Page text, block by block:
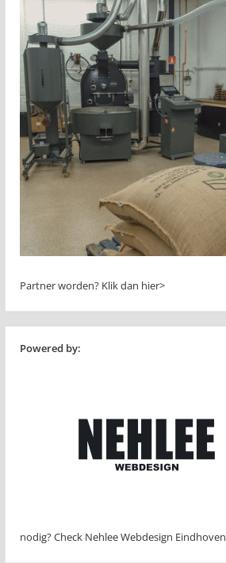
Partner worden? Klik dan hier>
Powered by:
nodig? Check Nehlee Webdesign Eindhoven